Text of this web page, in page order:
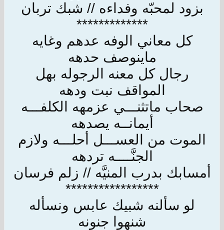
بزود لمحبّه وفداءه // شبك تربان
*************
كل معاني الوفه عدهم وغايه
ماينوصف حدهه
رجال كل معنه الرجوله بهل
المواقف نبت ودهه
صحاب ماتثنـــي عزمهه الكلفـــه
أيمانــه يصدهه
الموت من العســـل أحلـــه ولازم
الجنَّــــه تردهه
أمسابك بدرب المنيَّه // زلم فرسان
*****************
لو سألنه شبيك عابس ونسأله
شنهوا جنونه